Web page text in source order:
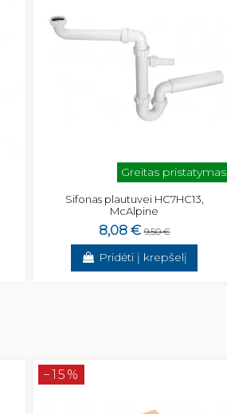
Greitas pristatymas
Sifonas plautuvei HC7HC13,
McAlpine
8,08 € 9,50 €
Pridėti į krepšelį
−15%